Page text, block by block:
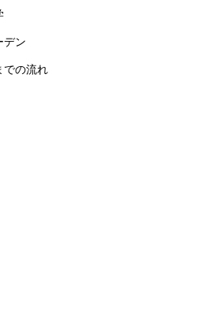
ン
での流れ